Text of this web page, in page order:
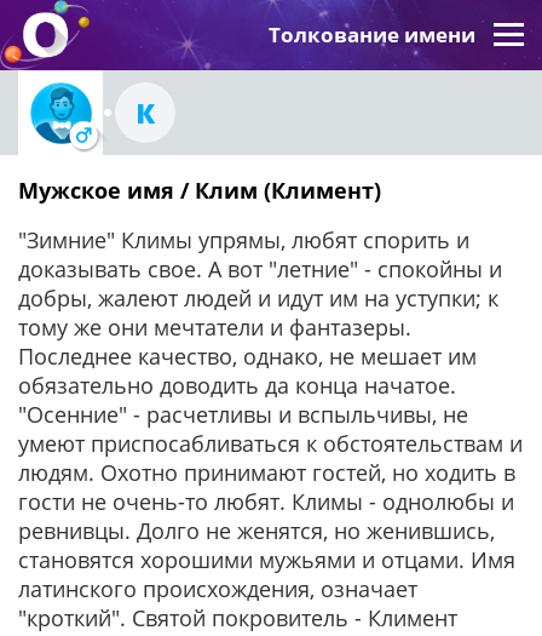
Толкование имени
К
Мужское имя / Клим (Климент)
"Зимние" Климы упрямы, любят спорить и
доказывать свое. А вот "летние" - спокойны и
добры, жалеют людей и идут им на уступки; к
тому же они мечтатели и фантазеры.
Последнее качество, однако, не мешает им
обязательно доводить да конца начатое.
"Осенние" - расчетливы и вспыльчивы, не
умеют приспосабливаться к обстоятельствам и
людям. Охотно принимают гостей, но ходить в
гости не очень-то любят. Климы - однолюбы и
ревнивцы. Долго не женятся, но женившись,
становятся хорошими мужьями и отцами. Имя
латинского происхождения, означает
"кроткий". Святой покровитель - Климент